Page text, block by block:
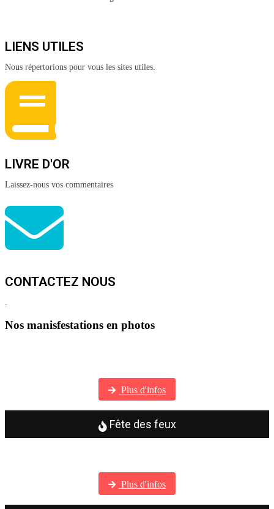
LIENS UTILES
Nous répertorions pour vous les sites utiles.
LIVRE D'OR
Laissez-nous vos commentaires
CONTACTEZ NOUS
Nos manisfestations en photos
Plus d'infos
Fête des feux
Plus d'infos